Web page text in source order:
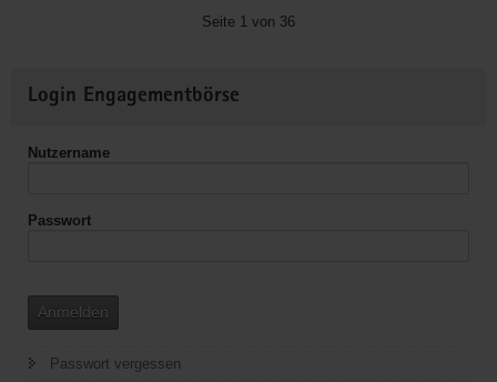
Seite 1 von 36
Informationen
Login Engagementbörse
Nutzername
Passwort
Anmelden
Passwort vergessen